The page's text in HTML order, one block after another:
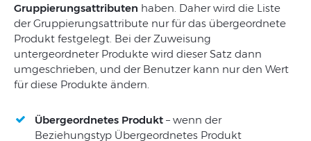
Gruppierungsattributen haben. Daher wird die Liste
der Gruppierungsattribute nur für das übergeordnete
Produkt festgelegt. Bei der Zuweisung
untergeordneter Produkte wird dieser Satz dann
umgeschrieben, und der Benutzer kann nur den Wert
für diese Produkte ändern.
Übergeordnetes Produkt – wenn der
Beziehungstyp Übergeordnetes Produkt